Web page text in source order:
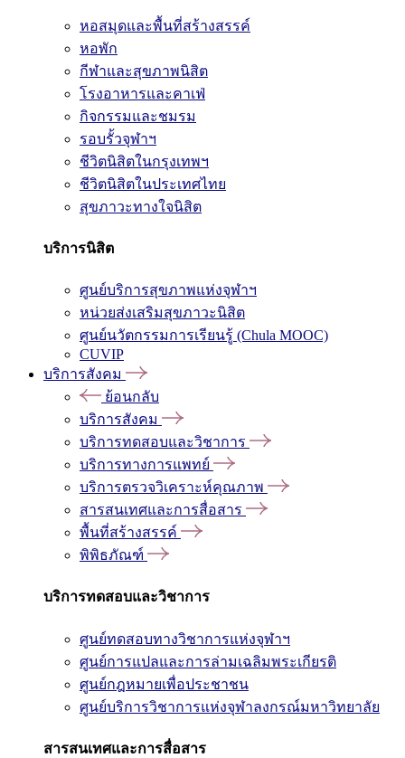
หอสมุดและพื้นที่สร้างสรรค์
หอพัก
กีฬาและสุขภาพนิสิต
โรงอาหารและคาเฟ่
กิจกรรมและชมรม
รอบรั้วจุฬาฯ
ชีวิตนิสิตในกรุงเทพฯ
ชีวิตนิสิตในประเทศไทย
สุขภาวะทางใจนิสิต
บริการนิสิต
ศูนย์บริการสุขภาพแห่งจุฬาฯ
หน่วยส่งเสริมสุขภาวะนิสิต
ศูนย์นวัตกรรมการเรียนรู้ (Chula MOOC)
CUVIP
บริการสังคม
ย้อนกลับ
บริการสังคม
บริการทดสอบและวิชาการ
บริการทางการแพทย์
บริการตรวจวิเคราะห์คุณภาพ
สารสนเทศและการสื่อสาร
พื้นที่สร้างสรรค์
พิพิธภัณฑ์
บริการทดสอบและวิชาการ
ศูนย์ทดสอบทางวิชาการแห่งจุฬาฯ
ศูนย์การแปลและการล่ามเฉลิมพระเกียรติ
ศูนย์กฎหมายเพื่อประชาชน
ศูนย์บริการวิชาการแห่งจุฬาลงกรณ์มหาวิทยาลัย
สารสนเทศและการสื่อสาร